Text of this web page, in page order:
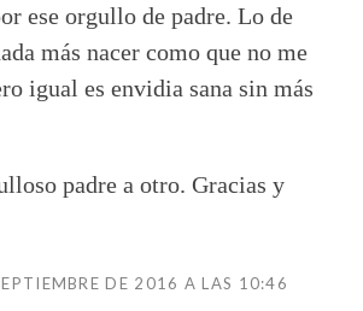
ese orgullo de padre. Lo de
más nacer como que no me
igual es envidia sana sin más
padre a otro. Gracias y
DE 2016 A LAS 10:46